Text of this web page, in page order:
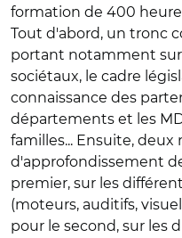
formation de 400
Tout d'abord, un tronc
portant notamment
sociétaux, le cadre
connaissance des
départements et les
familles... Ensuite, deux
d'approfondissement
premier, sur les
(moteurs, auditifs,
pour le second, sur les